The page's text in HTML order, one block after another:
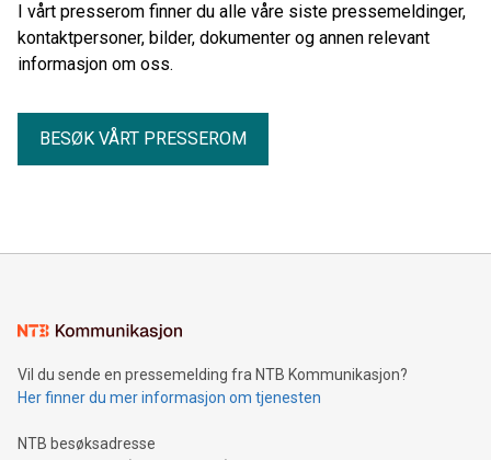
I vårt presserom finner du alle våre siste pressemeldinger,
kontaktpersoner, bilder, dokumenter og annen relevant
informasjon om oss.
BESØK VÅRT PRESSEROM
Vil du sende en pressemelding fra NTB Kommunikasjon?
Her finner du mer informasjon om tjenesten
NTB besøksadresse